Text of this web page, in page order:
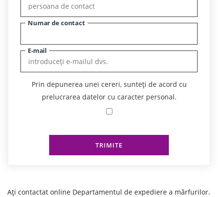
Numar de contact
E-mail
Prin depunerea unei cereri, sunteți de acord cu
prelucrarea datelor cu caracter personal.
TRIMITE
Ați contactat online Departamentul de expediere a mărfurilor.